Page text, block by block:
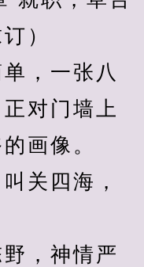
）
，一张八
对门墙上
画像。
关四海，
，神情严